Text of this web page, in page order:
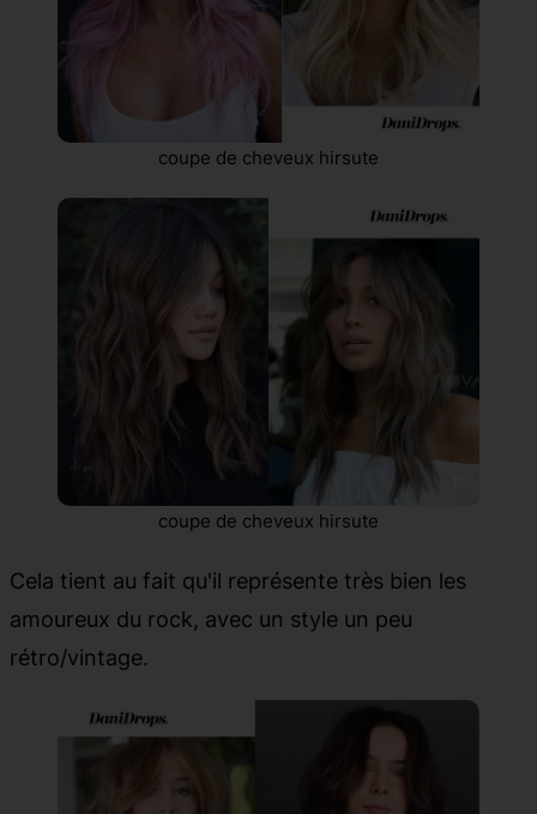
coupe de cheveux hirsute
coupe de cheveux hirsute
Cela tient au fait qu'il représente très bien les
amoureux du rock, avec un style un peu
rétro/vintage.